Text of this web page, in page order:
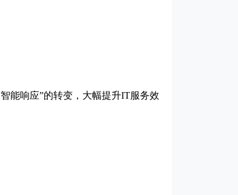
能响应”的转变，大幅提升IT服务效